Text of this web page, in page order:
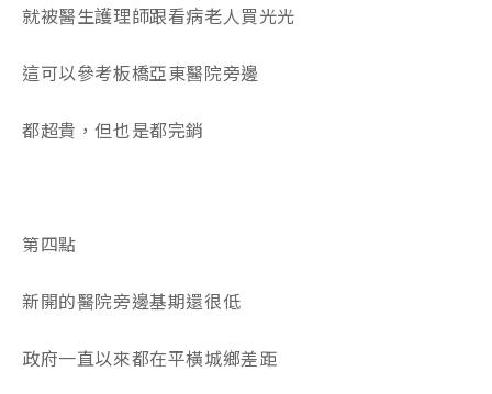
就被醫生護理師跟看病老人買光光
這可以參考板橋亞東醫院旁邊
都超貴，但也是都完銷
第四點
新開的醫院旁邊基期還很低
政府一直以來都在平橫城鄉差距